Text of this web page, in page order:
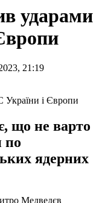
ударами
21:19
що не варто
по
ядерних
Медведєв